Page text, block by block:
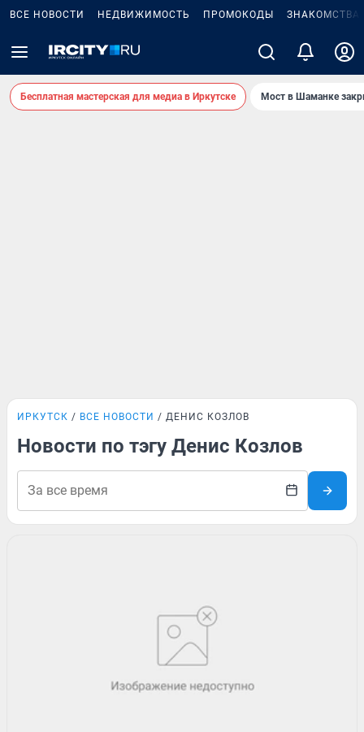
ВСЕ НОВОСТИ НЕДВИЖИМОСТЬ ПРОМОКОДЫ ЗНАКОМСТВА
Бесплатная мастерская для медиа в Иркутске Мост в Шаманке
ИРКУТСК ВСЕ НОВОСТИ ДЕНИС КОЗЛОВ
Новости по тэгу Денис Козлов